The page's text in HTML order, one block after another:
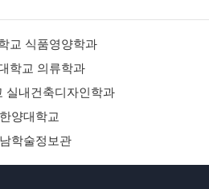
교 식품영양학과
학교 의류학과
실내건축디자인학과
한양대학교
학술정보관